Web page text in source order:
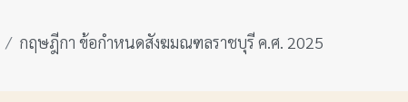
กฤษฎีกา ข้อกําหนดสังฆมณฑลราชบุรี ค.ศ. 2025